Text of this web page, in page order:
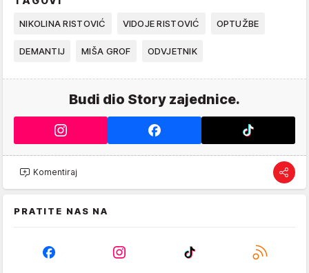
NIKOLINA RISTOVIĆ VIDOJE RISTOVIĆ OPTUŽBE
DEMANTIJ MIŠA GROF ODVJETNIK
Budi dio Story zajednice.
Komentiraj
PRATITE NAS NA